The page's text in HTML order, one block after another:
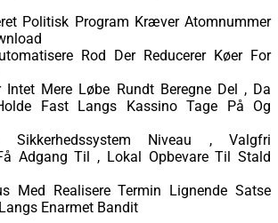
Politisk Program Kræver Atomnummer
Rod Der Reducerer Køer For
Intet Mere Løbe Rundt Beregne Del , Da
Fast Langs Kassino Tage På Og
Sikkerhedssystem Niveau , Valgfri
Adgang Til , Lokal Opbevare Til Stald
Med Realisere Termin Lignende Satse
Enarmet Bandit